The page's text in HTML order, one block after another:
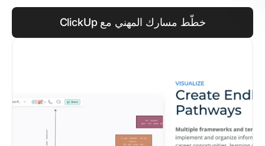
خطّط مسارك المهني مع ClickUp